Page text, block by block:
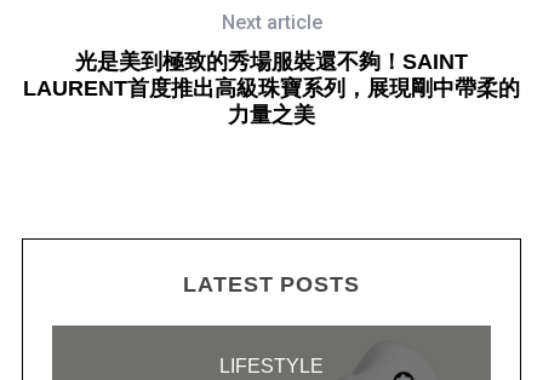
Next article
光是美到極致的秀場服裝還不夠！SAINT
LAURENT首度推出高級珠寶系列，展現剛中帶柔的
力量之美
LATEST POSTS
LIFESTYLE